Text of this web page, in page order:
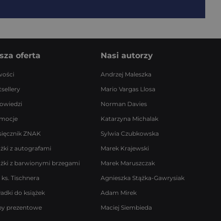
oferta
ZNAK
z autografami
z barwionymi brzegami
Tischnera
do książek
prezentowe
Nasi autorzy
Andrzej Maleszka
Mario Vargas Llosa
Norman Davies
Katarzyna Michalak
Sylwia Czubkowska
Marek Krajewski
Marek Maruszczak
Agnieszka Stążka-Gawrysiak
Adam Mirek
Maciej Siembieda